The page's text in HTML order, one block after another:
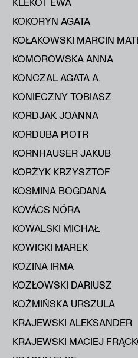
KOKORYN AGATA
KOŁAKOWSKI MARCIN
KOMOROWSKA ANNA
KONCZAL AGATA A.
KONIECZNY TOBIASZ
KORDJAK JOANNA
KORDUBA PIOTR
KORNHAUSER JAKUB
KORŻYK KRZYSZTOF
KOSMINA BOGDANA
KOVÁCS NÓRA
KOWALSKI MICHAŁ
KOWICKI MAREK
KOZINA IRMA
KOZŁOWSKI DARIUSZ
KOŹMIŃSKA URSZULA
KRAJEWSKI ALEKSANDER
KRAJEWSKI MACIEJ